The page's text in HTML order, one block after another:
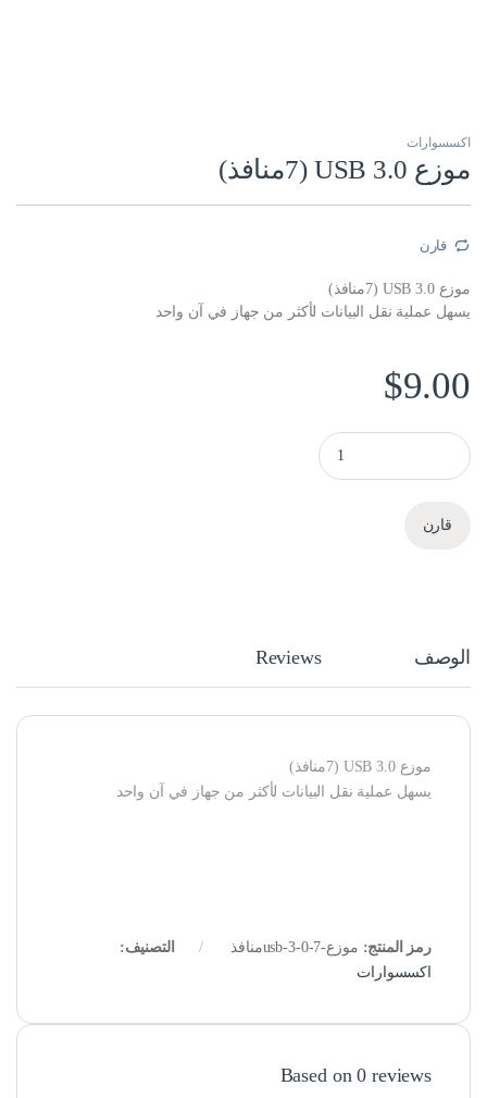
اكسسوارات
موزع USB 3.0 (7منافذ)
قارن
موزع USB 3.0 (7منافذ)
يسهل عملية نقل البيانات لأكثر من جهاز في آن واحد
$9.00
موزع USB 3.0 (7منافذ) quantity
قارن
الوصف Reviews
موزع USB 3.0 (7منافذ)
يسهل عملية نقل البيانات لأكثر من جهاز في آن واحد
رمز المنتج: موزع-usb-3-0-7منافذ
التصنيف:
اكسسوارات
Based on 0 reviews